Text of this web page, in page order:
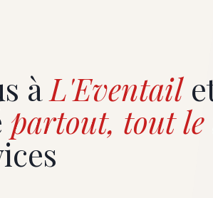
àL'Eventail
partout, tout le